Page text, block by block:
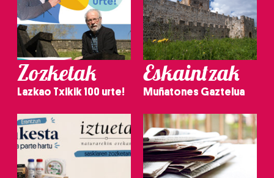
Zozketak
Lazkao Txikik 100 urte!
Eskaintzak
Muñatones Gaztelua